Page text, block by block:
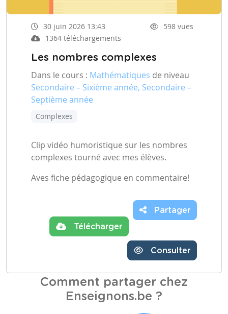
30 juin 2026 13:43
598 vues
1364 téléchargements
Les nombres complexes
Dans le cours : Mathématiques de niveau
Secondaire – Sixième année, Secondaire –
Septième année
Complexes
Clip vidéo humoristique sur les nombres
complexes tourné avec mes élèves.
Aves fiche pédagogique en commentaire!
Télécharger
Partager
Consulter
Comment partager chez
Enseignons.be ?